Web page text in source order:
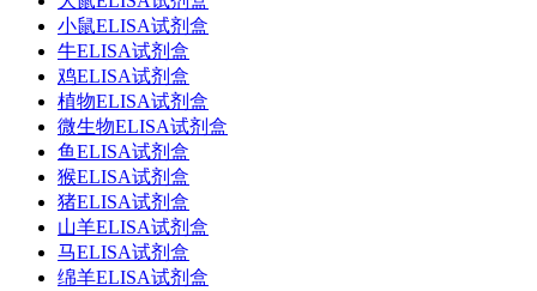
小鼠ELISA试剂盒
牛ELISA试剂盒
鸡ELISA试剂盒
植物ELISA试剂盒
微生物ELISA试剂盒
鱼ELISA试剂盒
猴ELISA试剂盒
猪ELISA试剂盒
山羊ELISA试剂盒
马ELISA试剂盒
绵羊ELISA试剂盒